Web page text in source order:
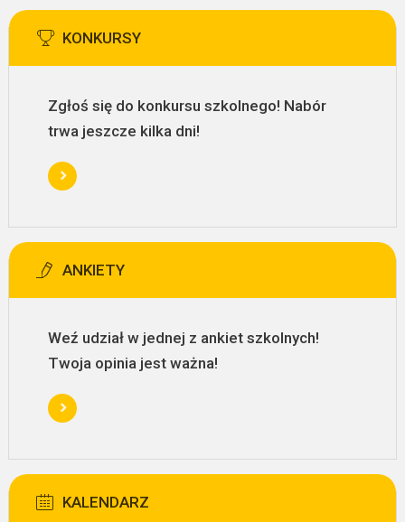
KONKURSY
Zgłoś się do konkursu szkolnego! Nabór
trwa jeszcze kilka dni!
ANKIETY
Weź udział w jednej z ankiet szkolnych!
Twoja opinia jest ważna!
KALENDARZ